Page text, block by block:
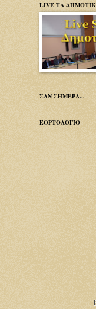
LIVE ΤΑ
ΣΑΝ ΣΗΜΕΡΑ...
ΕΟΡΤΟΛΟΓΙΟ